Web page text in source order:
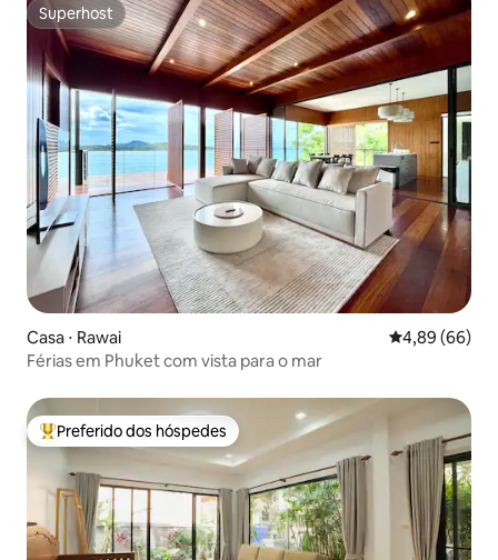
Superhost
Superhost
Casa ⋅ Rawai 4,89 de uma
4,89 (66)
Férias em Phuket com vista para o mar
Entre os melhores preferidos dos hóspedes
Preferido dos hóspedes